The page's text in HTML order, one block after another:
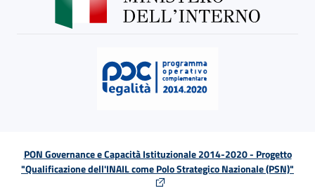
PON Governance e Capacità Istituzionale 2014-2020 - Progetto
"Qualificazione dell'INAIL come Polo Strategico Nazionale (PSN)"